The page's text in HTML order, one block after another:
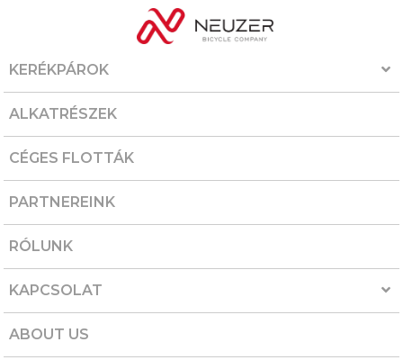
KERÉKPÁROK
ALKATRÉSZEK
CÉGES FLOTTÁK
PARTNEREINK
RÓLUNK
KAPCSOLAT
ABOUT US